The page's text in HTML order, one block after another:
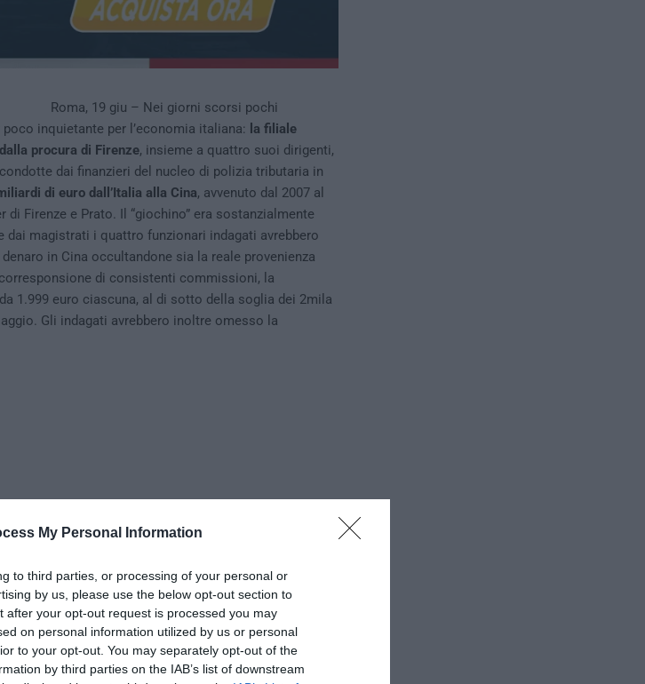
My Personal Information
to third parties, or processing of your personal or
by us, please use the below opt-out section to
after your opt-out request is processed you may
on personal information utilized by us or personal
to your opt-out. You may separately opt-out of the
by third parties on the IAB’s list of downstream
Roma, 19 giu – Nei giorni scorsi pochi
inquietante per l’economia italiana: la filiale
procura di Firenze, insieme a quattro suoi dirigenti,
dai finanzieri del nucleo di polizia tributaria in
di euro dall’Italia alla Cina, avvenuto dal 2007 al
Firenze e Prato. Il “giochino” era sostanzialmente
dai magistrati i quattro funzionari indagati avrebbero
in Cina occultandone sia la reale provenienza
di consistenti commissioni, la
1.999 euro ciascuna, al di sotto della soglia dei 2mila
Gli indagati avrebbero inoltre omesso la
tale flusso di denaro aveva molteplici provenienze